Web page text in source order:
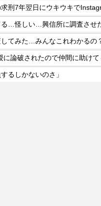
刑7年翌日にウキウキで
してみた…みんなこれわかるの
るしかないのさ」